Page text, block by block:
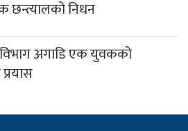
छन्त्यालको निधन
विभाग अगाडि एक युवकको